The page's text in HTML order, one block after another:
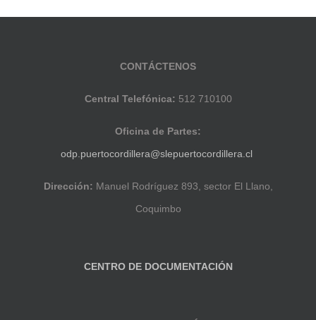
CONTÁCTENOS
Central Telefónica: 512 710100
Oficina de Partes:
odp.puertocordillera@slepuertocordillera.cl
Dirección: Manuel Rodríguez 893, sector El Llano,
Coquimbo
CENTRO DE DOCUMENTACIÓN